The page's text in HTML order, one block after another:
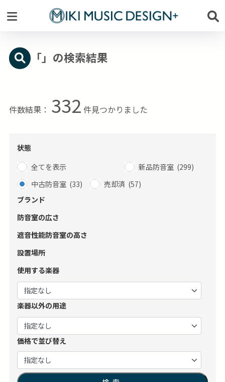
「」の検索結果
件数結果： 332 件見つかりました
状態
全てを表示
新品防音室 (299)
中古防音室 (33)
売却済 (57)
ブランド
防音室の広さ
遮音性能防音室の高さ
設置場所
使用する楽器
楽器以外の用途
価格で並び替え